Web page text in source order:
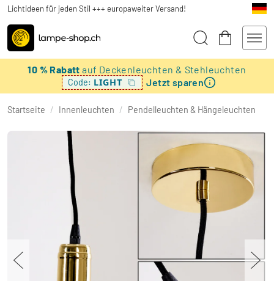
Lichtideen für jeden Stil +++ europaweiter Versand!
10 % Rabattauf Deckenleuchten & Stehleuchten
Code: LIGHT Jetzt sparen
Startseite / Innenleuchten / Pendelleuchten & Hängeleuchten